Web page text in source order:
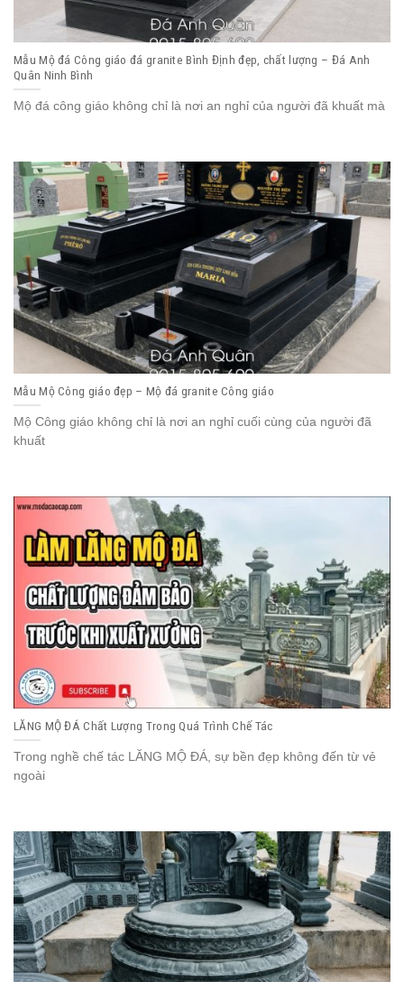
Mẫu Mộ đá Công giáo đá granite Bình Định đẹp, chất lượng – Đá Anh
Quân Ninh Bình
Mộ đá công giáo không chỉ là nơi an nghỉ của người đã khuất mà
Mẫu Mộ Công giáo đẹp – Mộ đá granite Công giáo
Mộ Công giáo không chỉ là nơi an nghỉ cuối cùng của người đã
khuất
LĂNG MỘ ĐÁ Chất Lượng Trong Quá Trình Chế Tác
Trong nghề chế tác LĂNG MỘ ĐÁ, sự bền đẹp không đến từ vẻ
ngoài